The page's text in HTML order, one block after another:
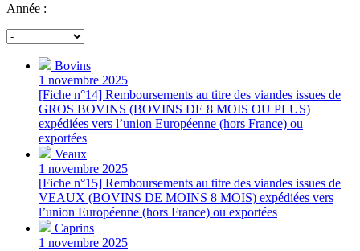
Année :
Bovins
1 novembre 2025
[Fiche n°14] Remboursements au titre des viandes issues de
GROS BOVINS (BOVINS DE 8 MOIS OU PLUS)
expédiées vers l’union Européenne (hors France) ou
exportées
Veaux
1 novembre 2025
[Fiche n°15] Remboursements au titre des viandes issues de
VEAUX (BOVINS DE MOINS 8 MOIS) expédiées vers
l’union Européenne (hors France) ou exportées
Caprins
1 novembre 2025